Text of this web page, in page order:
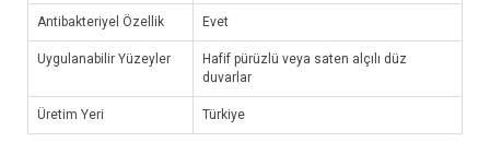
Antibakteriyel Özellik Evet
Uygulanabilir Yüzeyler
Hafif pürüzlü veya saten alçılı düz
duvarlar
Üretim Yeri Türkiye